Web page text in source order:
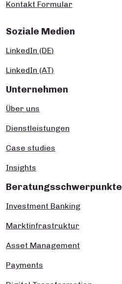
Kontakt Formular
Soziale Medien
LinkedIn (DE)
LinkedIn (AT)
Unternehmen
Über uns
Dienstleistungen
Case studies
Insights
Beratungsschwerpunkte
Investment Banking
Marktinfrastruktur
Asset Management
Payments